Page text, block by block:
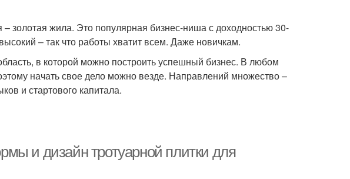
золотая жила. Это популярная бизнес-ниша с доходностью 30-
– так что работы хватит всем. Даже новичкам.
в которой можно построить успешный бизнес. В любом
начать свое дело можно везде. Направлений множество –
и стартового капитала.
и дизайн тротуарной плитки для